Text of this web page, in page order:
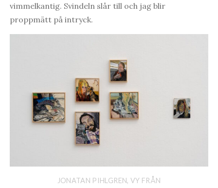
vimmelkantig. Svindeln slår till och jag blir
proppmätt på intryck.
JONATAN PIHLGREN, VY FRÅN